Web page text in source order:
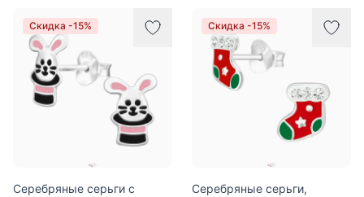
Скидка -15%
Серебряные серьги с
Скидка -15%
Серебряные серьги,